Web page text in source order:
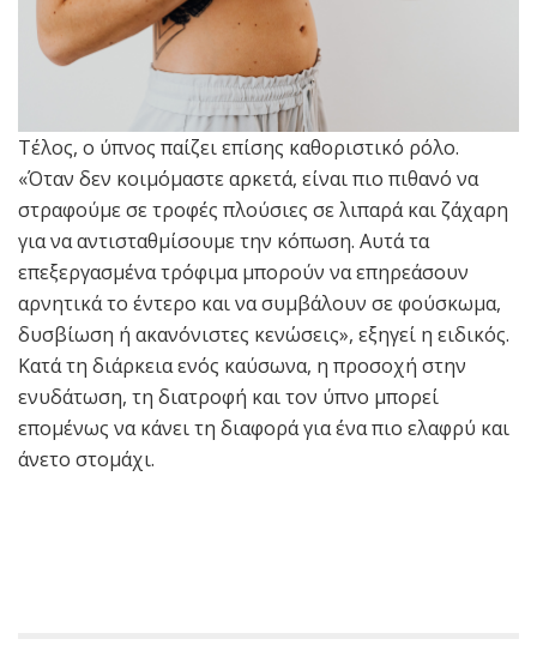
Τέλος, ο ύπνος παίζει επίσης καθοριστικό ρόλο.
«Όταν δεν κοιμόμαστε αρκετά, είναι πιο πιθανό να
στραφούμε σε τροφές πλούσιες σε λιπαρά και ζάχαρη
για να αντισταθμίσουμε την κόπωση. Αυτά τα
επεξεργασμένα τρόφιμα μπορούν να επηρεάσουν
αρνητικά το έντερο και να συμβάλουν σε φούσκωμα,
δυσβίωση ή ακανόνιστες κενώσεις», εξηγεί η ειδικός.
Κατά τη διάρκεια ενός καύσωνα, η προσοχή στην
ενυδάτωση, τη διατροφή και τον ύπνο μπορεί
επομένως να κάνει τη διαφορά για ένα πιο ελαφρύ και
άνετο στομάχι.